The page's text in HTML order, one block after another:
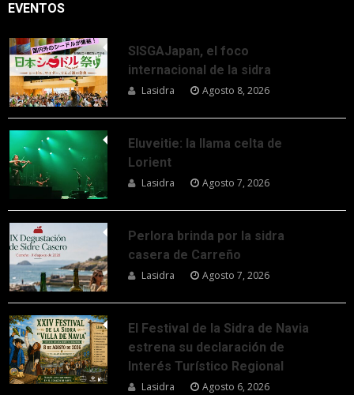
EVENTOS
SISGAJapan, el foco
internacional de la sidra
Lasidra Agosto 8, 2026
Eluveitie: la llama celta de
Lorient
Lasidra Agosto 7, 2026
Perlora brinda por la sidra
casera de Carreño
Lasidra Agosto 7, 2026
El Festival de la Sidra de Navia
estrena su declaración de
Interés Turístico Regional
Lasidra Agosto 6, 2026